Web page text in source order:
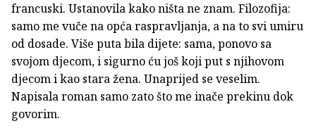
francuski. Ustanovila kako ništa ne znam. Filozofija:
samo me vuče na opća raspravljanja, a na to svi umiru
od dosade. Više puta bila dijete: sama, ponovo sa
svojom djecom, i sigurno ću još koji put s njihovom
djecom i kao stara žena. Unaprijed se veselim.
Napisala roman samo zato što me inače prekinu dok
govorim.